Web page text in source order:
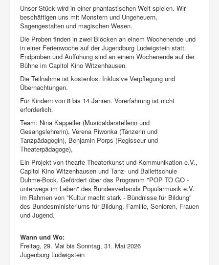
Unser Stück wird in einer phantastischen Welt spielen. Wir
beschäftigen uns mit Monstern und Ungeheuern,
Sagengestalten und magischen Wesen.
Die Proben finden in zwei Blöcken an einem Wochenende und
in einer Ferienwoche auf der Jugendburg Ludwigstein statt.
Endproben und Auffühung sind an einem Wochenende auf der
Bühne im Capitol Kino Witzenhausen.
Die Teilnahme ist kostenlos. Inklusive Verpflegung und
Übernachtungen.
Für Kindern von 8 bis 14 Jahren. Vorerfahrung ist nicht
erforderlich.
Team: Nina Kappeller (Musicaldarstellerin und
Gesangslehrerin), Verena Piwonka (Tänzerin und
Tanzpädagogin), Benjamin Porps (Regisseur und
Theaterpädagoge),
Ein Projekt von thearte Theaterkunst und Kommunikation e.V.,
Capitol Kino Witzenhausen und Tanz- und Ballettschule
Duhme-Bock. Gefördert über das Programm "POP TO GO -
unterwegs im Leben" des Bundesverbands Popularmusik e.V.
im Rahmen von "Kultur macht stark - Bündnisse für Bildung"
des Bundesministeriums für Bildung, Familie, Senioren, Frauen
und Jugend.
Wann und Wo:
Freitag, 29. Mai bis Sonntag, 31. Mai 2026
Jugenburg Ludwigstein